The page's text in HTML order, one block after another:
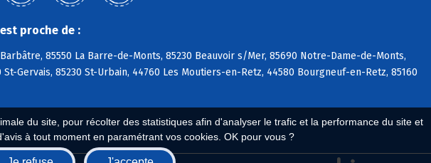
du site, pour récolter des statistiques afin d'analyser le trafic et la performance du site et
à tout moment en paramétrant vos cookies. OK pour vous ?
proche de :
85550 La Barre-de-Monts, 85230 Beauvoir s/Mer, 85690 Notre-Dame-de-Monts,
Gervais, 85230 St-Urbain, 44760 Les Moutiers-en-Retz, 44580 Bourgneuf-en-Retz, 85160